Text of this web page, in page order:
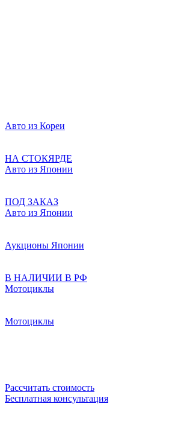
Авто из Кореи
НА СТОКЯРДЕ
Авто из Японии
ПОД ЗАКАЗ
Авто из Японии
Аукционы Японии
В НАЛИЧИИ В РФ
Мотоциклы
Мотоциклы
Рассчитать стоимость
Бесплатная консультация